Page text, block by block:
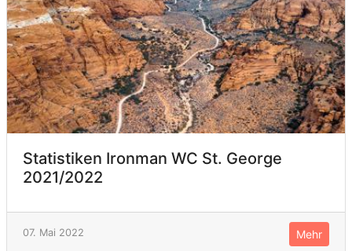
Statistiken Ironman WC St. George
2021/2022
07. Mai 2022 Mehr